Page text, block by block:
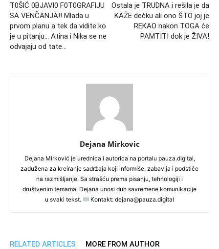
T0ŠlĆ 0BJAVl0 F0T0GRAFlJU
SA VENČANJA!! Mlada u
prvom planu a tek da vidite ko
je u pitanju… Atina i Nika se ne
odvajaju od tate…
Ostala je TRUDNA i rešila je da
KAŽE dečku ali ono ŠTO joj je
REKAO nakon TOGA će
PAMTITI dok je ŽIVA!
Dejana Mirkovic
Dejana Mirković je urednica i autorica na portalu pauza.digital,
zadužena za kreiranje sadržaja koji informiše, zabavlja i podstiče
na razmišljanje. Sa strašću prema pisanju, tehnologiji i
društvenim temama, Dejana unosi duh savremene komunikacije
u svaki tekst.
Kontakt: dejana@pauza.digital
RELATED ARTICLES MORE FROM AUTHOR